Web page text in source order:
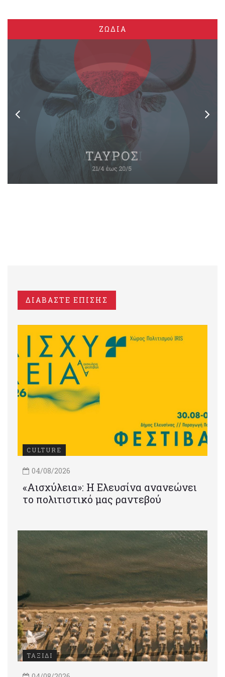
ΖΩΔΙΑ
ΔΙΑΒΑΣΤΕ ΕΠΙΣΗΣ
CULTURE
04/08/2026
«Αισχύλεια»: Η Ελευσίνα ανανεώνει
το πολιτιστικό μας ραντεβού
ΤΑΞΙΔΙ